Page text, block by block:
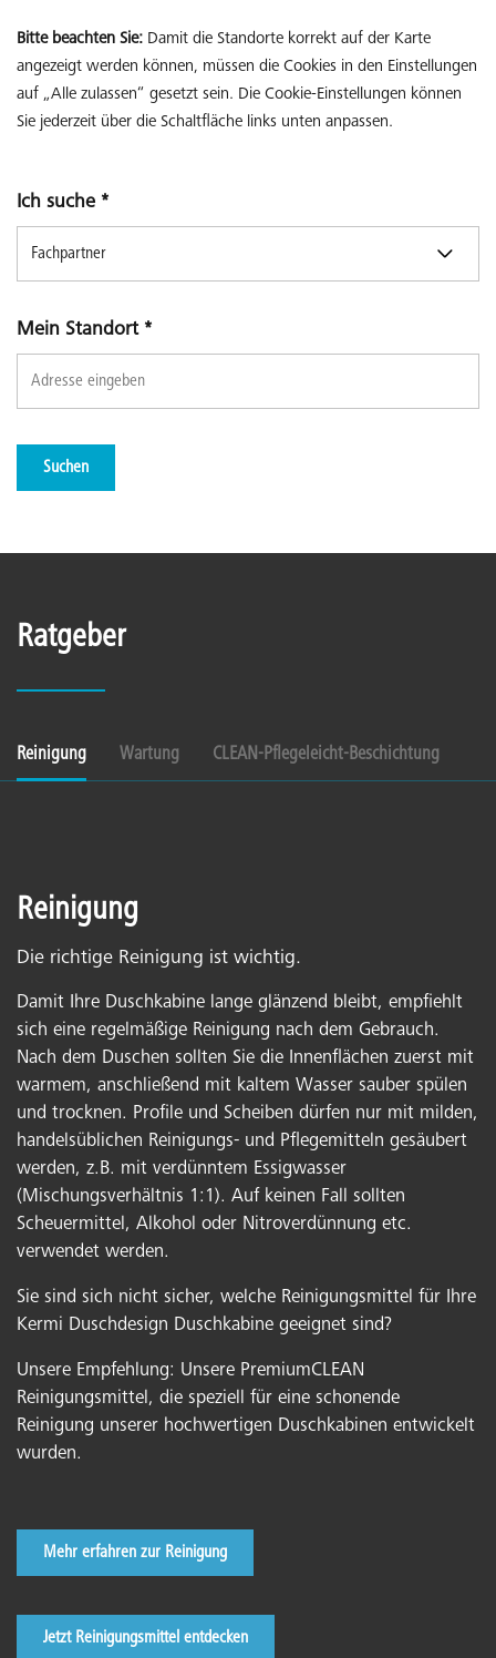
Bitte beachten Sie: Damit die Standorte korrekt auf der Karte
angezeigt werden können, müssen die Cookies in den Einstellungen
auf „Alle zulassen“ gesetzt sein. Die Cookie-Einstellungen können
Sie jederzeit über die Schaltfläche links unten anpassen.
Ich suche *
Mein Standort *
Suchen
Ratgeber
Reinigung Wartung CLEAN-Pflegeleicht-Beschichtung
Reinigung
Die richtige Reinigung ist wichtig.
Damit Ihre Duschkabine lange glänzend bleibt, empfiehlt
sich eine regelmäßige Reinigung nach dem Gebrauch.
Nach dem Duschen sollten Sie die Innenflächen zuerst mit
warmem, anschließend mit kaltem Wasser sauber spülen
und trocknen. Profile und Scheiben dürfen nur mit milden,
handelsüblichen Reinigungs- und Pflegemitteln gesäubert
werden, z.B. mit verdünntem Essigwasser
(Mischungsverhältnis 1:1). Auf keinen Fall sollten
Scheuermittel, Alkohol oder Nitroverdünnung etc.
verwendet werden.
Sie sind sich nicht sicher, welche Reinigungsmittel für Ihre
Kermi Duschdesign Duschkabine geeignet sind?
Unsere Empfehlung: Unsere PremiumCLEAN
Reinigungsmittel, die speziell für eine schonende
Reinigung unserer hochwertigen Duschkabinen entwickelt
wurden.
Mehr erfahren zur Reinigung
Jetzt Reinigungsmittel entdecken